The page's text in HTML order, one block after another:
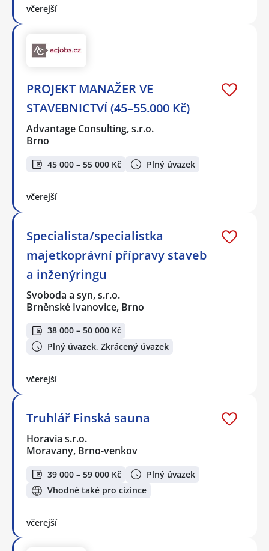
včerejší
PROJEKT MANAŽER VE
STAVEBNICTVÍ (45–55.000 Kč)
Advantage Consulting, s.r.o.
Brno
45 000 – 55 000 Kč Plný úvazek
včerejší
Specialista/specialistka
majetkoprávní přípravy staveb
a inženýringu
Svoboda a syn, s.r.o.
Brněnské Ivanovice, Brno
38 000 – 50 000 Kč
Plný úvazek, Zkrácený úvazek
včerejší
Truhlář Finská sauna
Horavia s.r.o.
Moravany, Brno-venkov
39 000 – 59 000 Kč
Plný úvazek
Vhodné také pro cizince
včerejší